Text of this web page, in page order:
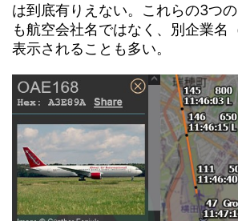
は到底有りえない。これらの3つ
も航空会社名ではなく、別企業名
表示されることも多い。